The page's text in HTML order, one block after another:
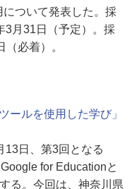
ついて発表した。採
3月31日（予定）。採
必着）。
ールを使用した学び」
日、第3回となる
for Educationと
る。今回は、神奈川県